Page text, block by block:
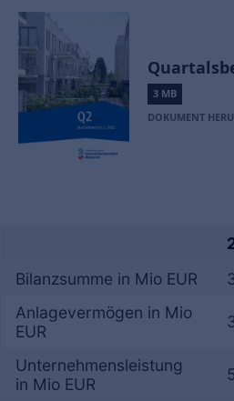
3 MB
DOKUMENT
Bilanzsumme in Mio EUR
Anlagevermögen in Mio
EUR
Unternehmensleistung
in Mio EUR